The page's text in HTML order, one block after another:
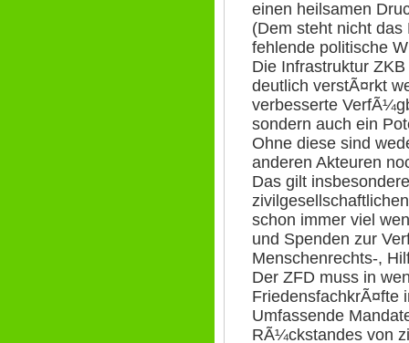
einen heilsamen
(Dem steht nicht
fehlende politische
Die Infrastruktur
deutlich verstÃ¤rkt
verbesserte
sondern auch ein
Ohne diese sind
anderen Akteuren
Das gilt
schon immer viel
und Spenden zur
Menschenrechts-,
Der ZFD muss in
FriedensfachkrÃ¤fte
Umfassende
RÃ¼ckstandes von